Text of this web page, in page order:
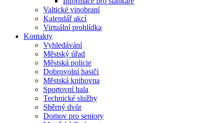
Valtické vinobraní
Kalendář akcí
Virtuální prohlídka
Kontakty
Vyhledávání
Městský úřad
Městská policie
Dobrovolní hasiči
Městská knihovna
Sportovní hala
Technické služby
Sběrný dvůr
Domov pro seniory